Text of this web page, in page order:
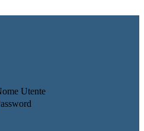
Utente